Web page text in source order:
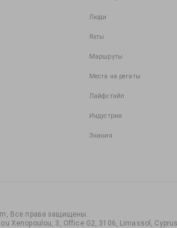
Люди
Яхты
Маршруты
Места на регаты
Лайфстайл
Индустрия
Знания
Все права защищены.
Xenopoulou, 3, Office G2, 3106, Limassol,